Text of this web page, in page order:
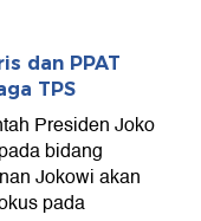
dan PPAT
TPS
Presiden Joko
bidang
Jokowi akan
pada